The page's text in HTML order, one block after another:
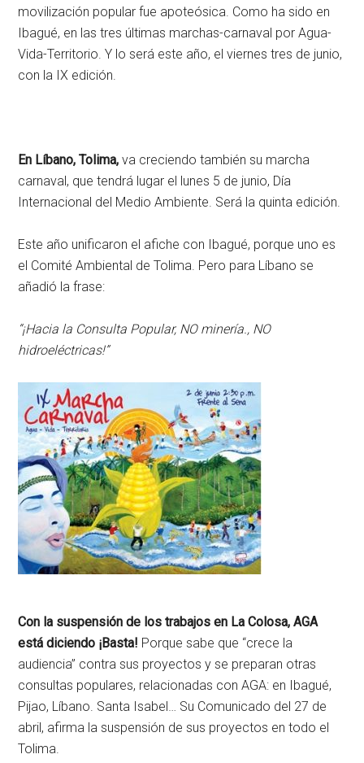
movilización popular fue apoteósica. Como ha sido en
Ibagué, en las tres últimas marchas-carnaval por Agua-
Vida-Territorio. Y lo será este año, el viernes tres de junio,
con la IX edición.
En Líbano, Tolima,va creciendo también su marcha
carnaval, que tendrá lugar el lunes 5 de junio, Día
Internacional del Medio Ambiente. Será la quinta edición.
Este año unificaron el afiche con Ibagué, porque uno es
el Comité Ambiental de Tolima. Pero para Líbano se
añadió la frase:
“¡Hacia la Consulta Popular, NO minería., NO
hidroeléctricas!”
Con la suspensión de los trabajos en La Colosa, AGA
está diciendo ¡Basta! Porque sabe que “crece la
audiencia” contra sus proyectos y se preparan otras
consultas populares, relacionadas con AGA: en Ibagué,
Pijao, Líbano. Santa Isabel… Su Comunicado del 27 de
abril, afirma la suspensión de sus proyectos en todo el
Tolima.